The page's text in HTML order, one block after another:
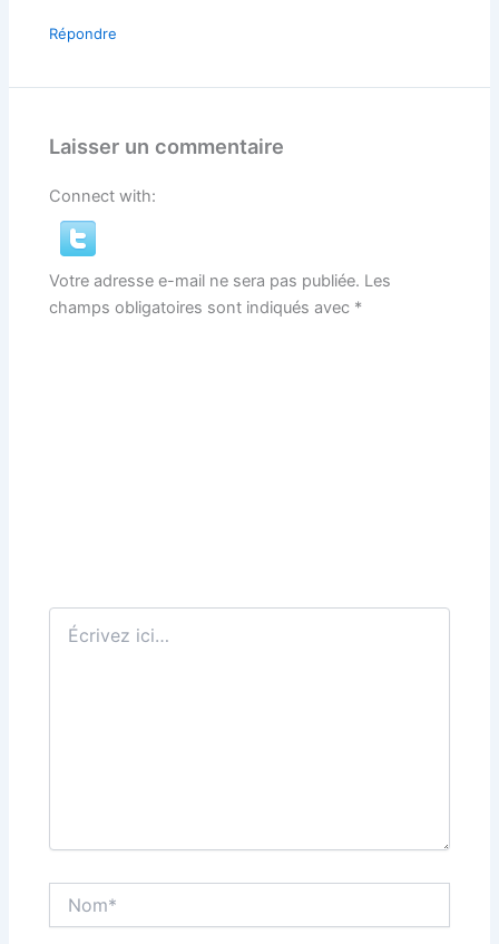
Répondre
Laisser un commentaire
Connect with:
Votre adresse e-mail ne sera pas publiée. Les
champs obligatoires sont indiqués avec *
Écrivez
ici…